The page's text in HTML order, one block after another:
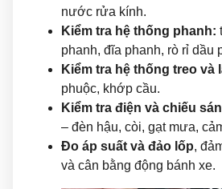
nước rửa kính.
Kiểm tra hệ thống phanh:
phanh, đĩa phanh, rò rỉ dầu
Kiểm tra hệ thống treo và
phuộc, khớp cầu.
Kiểm tra điện và chiếu
– đèn hậu, còi, gạt mưa,
Đo áp suất và đảo lốp,
và cân bằng động bánh xe.